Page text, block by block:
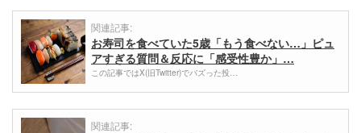
関連記事:
お寿司を食べていた5歳「もう食べない…」ピュ
アすぎる質問＆反応に「感受性豊か」…
この記事ではX(旧Twitter)でバズった投…
関連記事: